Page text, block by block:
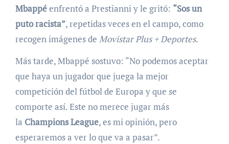
Mbappéenfrentó a Prestianni y le gritó: “Sos un
puto racista”, repetidas veces en el campo, como
recogen imágenes de Movistar Plus + Deportes.
Más tarde, Mbappé sostuvo: “No podemos aceptar
que haya un jugador que juega la mejor
competición del fútbol de Europa y que se
comporte así. Este no merece jugar más
la Champions League, es mi opinión, pero
esperaremos a ver lo que va a pasar”.